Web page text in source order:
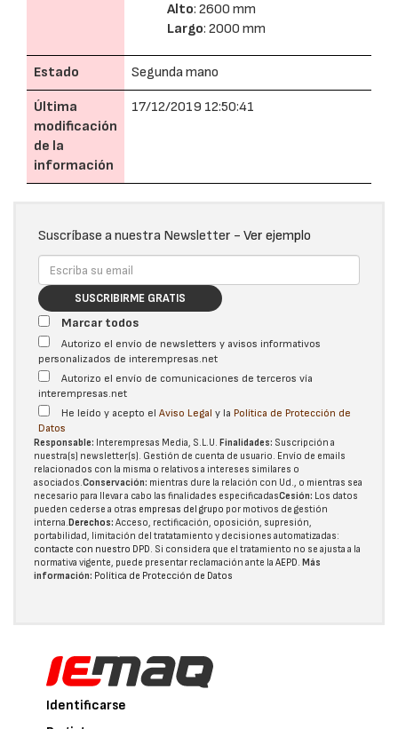
Alto: 2600 mm
Largo: 2000 mm
Estado Segunda mano
Última
modificación
de la
información
17/12/2019 12:50:41
Suscríbase a nuestra Newsletter - Ver ejemplo
SUSCRIBIRME GRATIS
Marcar todos
Autorizo el envío de newsletters y avisos informativos
personalizados de interempresas.net
Autorizo el envío de comunicaciones de terceros vía
interempresas.net
He leído y acepto el Aviso Legal y la Política de Protección de
Datos
Responsable: Interempresas Media, S.L.U. Finalidades: Suscripción a
nuestra(s) newsletter(s). Gestión de cuenta de usuario. Envío de emails
relacionados con la misma o relativos a intereses similares o
asociados.Conservación: mientras dure la relación con Ud., o mientras sea
necesario para llevar a cabo las finalidades especificadasCesión: Los datos
pueden cederse a otras empresas del grupo por motivos de gestión
interna.Derechos: Acceso, rectificación, oposición, supresión,
portabilidad, limitación del tratatamiento y decisiones automatizadas:
contacte con nuestro DPD. Si considera que el tratamiento no se ajusta a la
normativa vigente, puede presentar reclamación ante la AEPD. Más
información: Política de Protección de Datos
Identificarse